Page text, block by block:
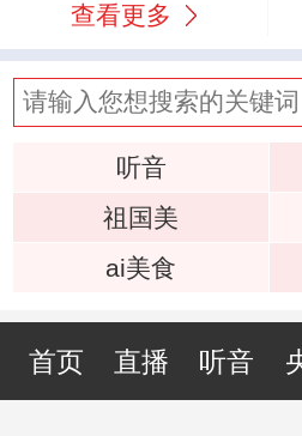
查看更多
听音
祖国美
ai美食
首页 直播 听音